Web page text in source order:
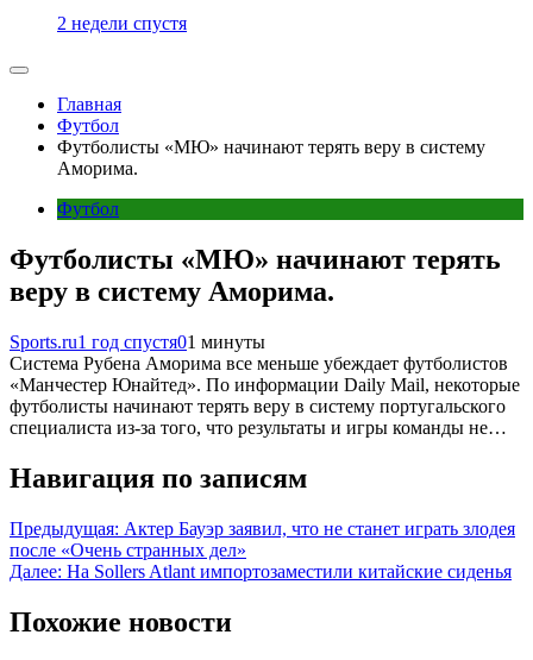
2 недели спустя
Главная
Футбол
Футболисты «МЮ» начинают терять веру в систему
Аморима.
Футбол
Футболисты «МЮ» начинают терять
веру в систему Аморима.
Sports.ru1 год спустя01 минуты
Система Рубена Аморима все меньше убеждает футболистов
«Манчестер Юнайтед». По информации Daily Mail, некоторые
футболисты начинают терять веру в систему португальского
специалиста из-за того, что результаты и игры команды не…
Навигация по записям
Предыдущая: Актер Бауэр заявил, что не станет играть злодея
после «Очень странных дел»
Далее: На Sollers Atlant импортозаместили китайские сиденья
Похожие новости